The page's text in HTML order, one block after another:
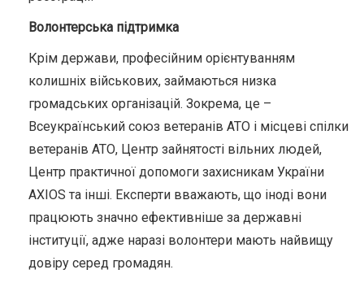
Волонтерська підтримка
Крім держави, професійним орієнтуванням
колишніх військових, займаються низка
громадських організацій. Зокрема, це –
Всеукраїнський союз ветеранів АТО і місцеві спілки
ветеранів АТО, Центр зайнятості вільних людей,
Центр практичної допомоги захисникам України
AXIOS та інші. Експерти вважають, що іноді вони
працюють значно ефективніше за державні
інституції, адже наразі волонтери мають найвищу
довіру серед громадян.